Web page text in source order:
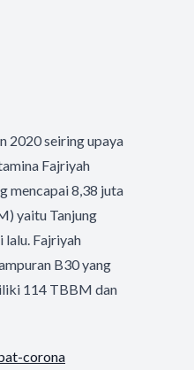
2020 seiring upaya
Fajriyah
mencapai 8,38 juta
yaitu Tanjung
lalu. Fajriyah
B30 yang
114 TBBM dan
corona